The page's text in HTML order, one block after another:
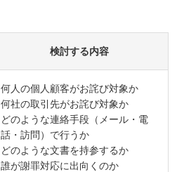
検討する内容
何人の個人顧客がお詫び対象か
何社の取引先がお詫び対象か
どのような連絡手段（メール・電
話・訪問）で行うか
どのような文書を持参するか
誰が謝罪対応に出向くのか